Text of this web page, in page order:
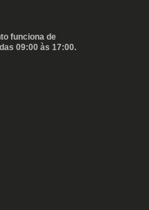
funciona de
09:00 às 17:00.